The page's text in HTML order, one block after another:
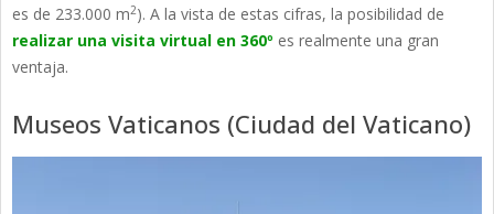
es de 233.000 m2). A la vista de estas cifras, la posibilidad de
realizar una visita virtual en 360º es realmente una gran
ventaja.
Museos Vaticanos (Ciudad del Vaticano)